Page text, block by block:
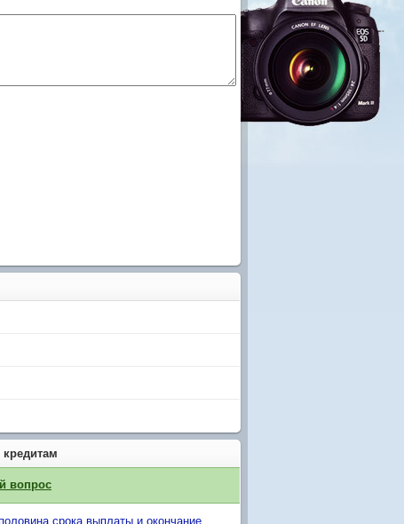
вопрос
срока выплаты и окончание